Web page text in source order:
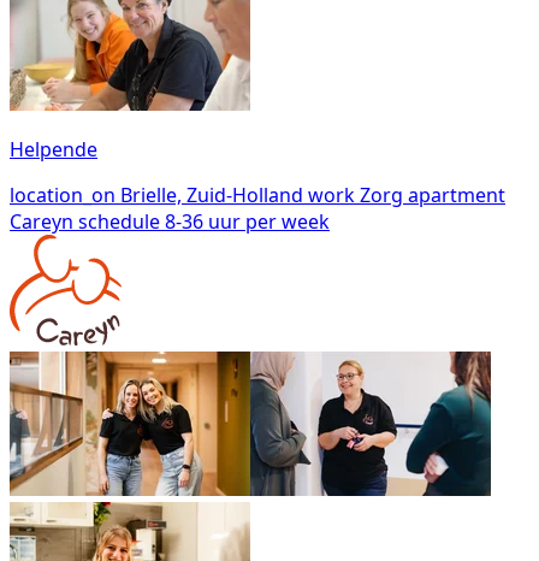
Helpende
location_on Brielle, Zuid-Holland workZorg apartment
Careyn schedule8-36 uur per week